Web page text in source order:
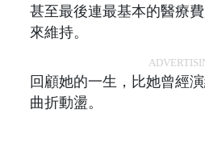
甚至最後連最基本的醫療
來維持。
回顧她的一生，比她曾經
曲折動盪。